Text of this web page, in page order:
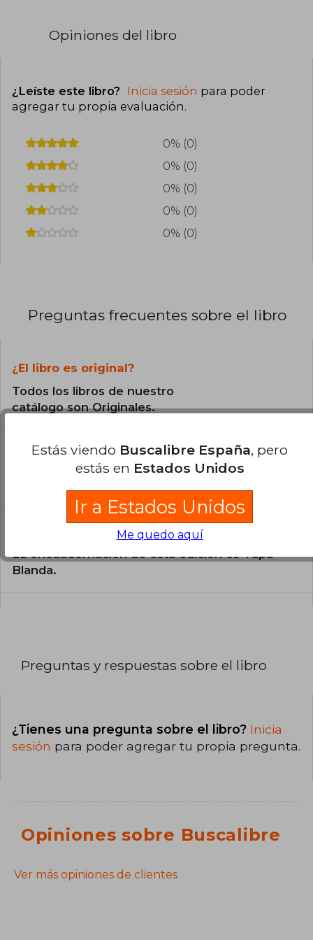
Opiniones del libro
¿Leíste este libro? Inicia sesión para poder
agregar tu propia evaluación.
0% (0)
0% (0)
0% (0)
0% (0)
0% (0)
Preguntas frecuentes sobre el libro
¿El libro es original?
Todos los libros de nuestro
catálogo son Originales.
¿En qué Idioma está escrito el
¿Cuál es la encuadernación de este libro?
La encuadernación de esta edición es Tapa
Blanda.
Preguntas y respuestas sobre el libro
¿Tienes una pregunta sobre el libro? Inicia
sesión para poder agregar tu propia pregunta.
Opiniones sobre Buscalibre
Ver más opiniones de clientes
Estás viendo Buscalibre España, pero
estás en Estados Unidos
Ir a Estados Unidos
Me quedo aquí